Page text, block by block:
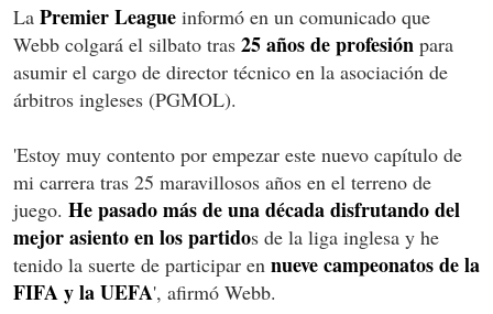
La Premier League informó en un comunicado que
Webb colgará el silbato tras 25 años de profesión para
asumir el cargo de director técnico en la asociación de
árbitros ingleses (PGMOL).
'Estoy muy contento por empezar este nuevo capítulo de
mi carrera tras 25 maravillosos años en el terreno de
juego. He pasado más de una década disfrutando del
mejor asiento en los partidos de la liga inglesa y he
tenido la suerte de participar en nueve campeonatos de la
FIFA y la UEFA', afirmó Webb.